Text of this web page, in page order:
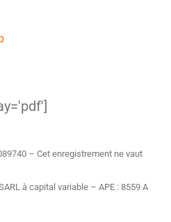
– Cet enregistrement ne vaut
à capital variable – APE : 8559 A